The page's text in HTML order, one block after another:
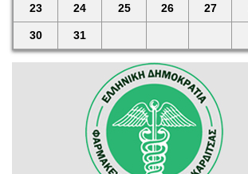
23 24 25 26 27
30 31